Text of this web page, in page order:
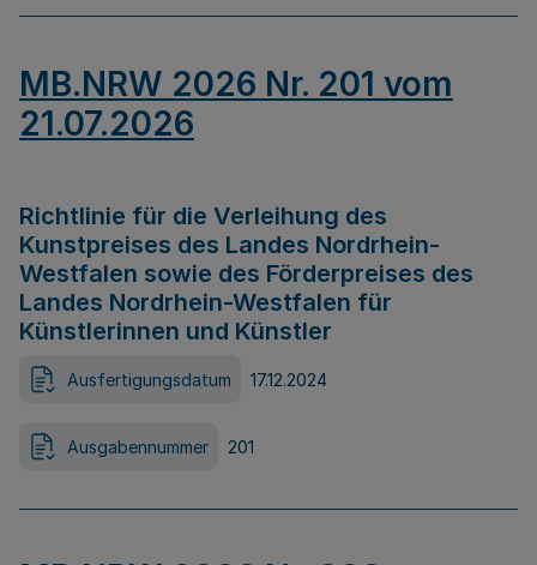
MB.NRW 2026 Nr. 201 vom
21.07.2026
Richtlinie für die Verleihung des
Kunstpreises des Landes Nordrhein-
Westfalen sowie des Förderpreises des
Landes Nordrhein-Westfalen für
Künstlerinnen und Künstler
Ausfertigungsdatum 17.12.2024
Ausgabennummer 201